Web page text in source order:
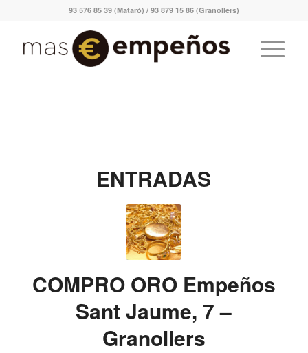
93 576 85 39 (Mataró) / 93 879 15 86 (Granollers)
ENTRADAS
COMPRO ORO Empeños
Sant Jaume, 7 –
Granollers